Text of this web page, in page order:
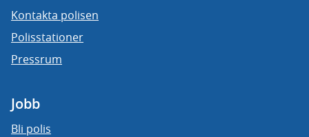
Kontakta polisen
Polisstationer
Pressrum
Jobb
Bli polis